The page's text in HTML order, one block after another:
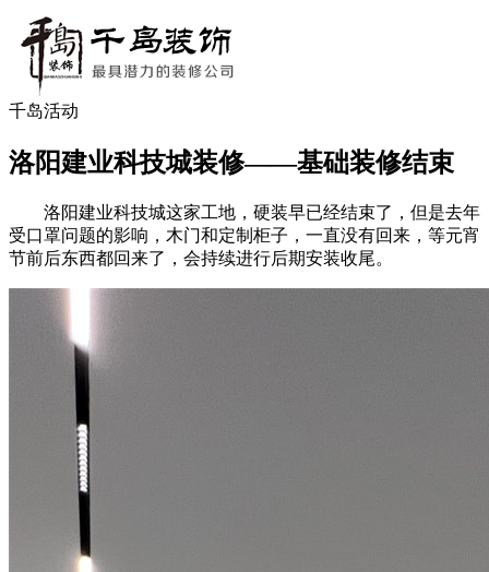
千岛活动
洛阳建业科技城装修——基础装修结束
洛阳建业科技城这家工地，硬装早已经结束了，但是去年
受口罩问题的影响，木门和定制柜子，一直没有回来，等元宵
节前后东西都回来了，会持续进行后期安装收尾。